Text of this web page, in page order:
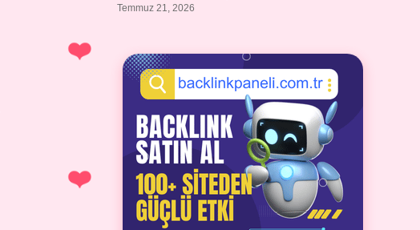
Temmuz 21, 2026